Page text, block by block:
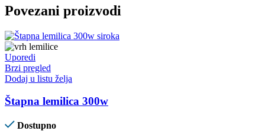
Povezani proizvodi
Uporedi
Brzi pregled
Dodaj u listu želja
Štapna lemilica 300w
Dostupno